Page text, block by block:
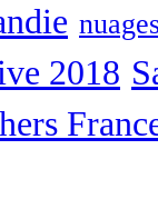
2018